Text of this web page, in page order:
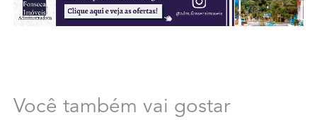
Você também vai gostar